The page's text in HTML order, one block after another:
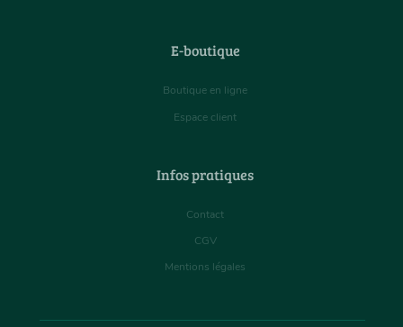
E-boutique
Boutique en ligne
Espace client
Infos pratiques
Contact
CGV
Mentions légales